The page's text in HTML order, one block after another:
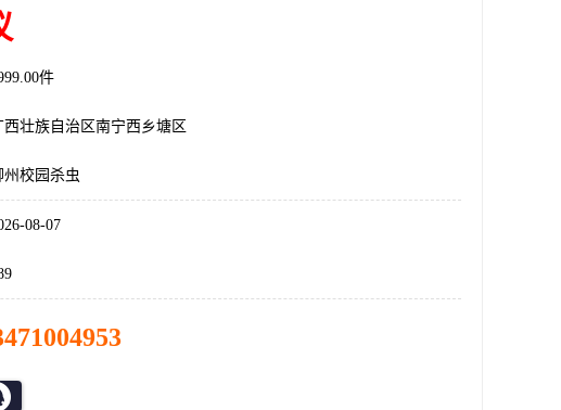
件
西壮族自治区南宁西乡塘区
州校园杀虫
08-07